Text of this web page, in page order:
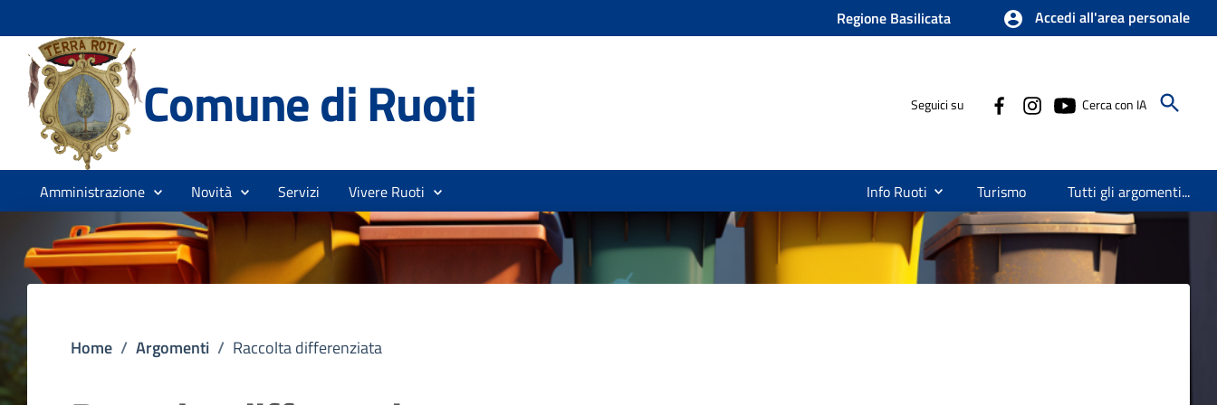
Regione Basilicata Accedi all'area personale
Comune di Ruoti Seguici su Cerca con IA
Amministrazione Novità Servizi Vivere Ruoti Info Ruoti Turismo Tutti gli argomenti...
Home / Argomenti / Raccolta differenziata